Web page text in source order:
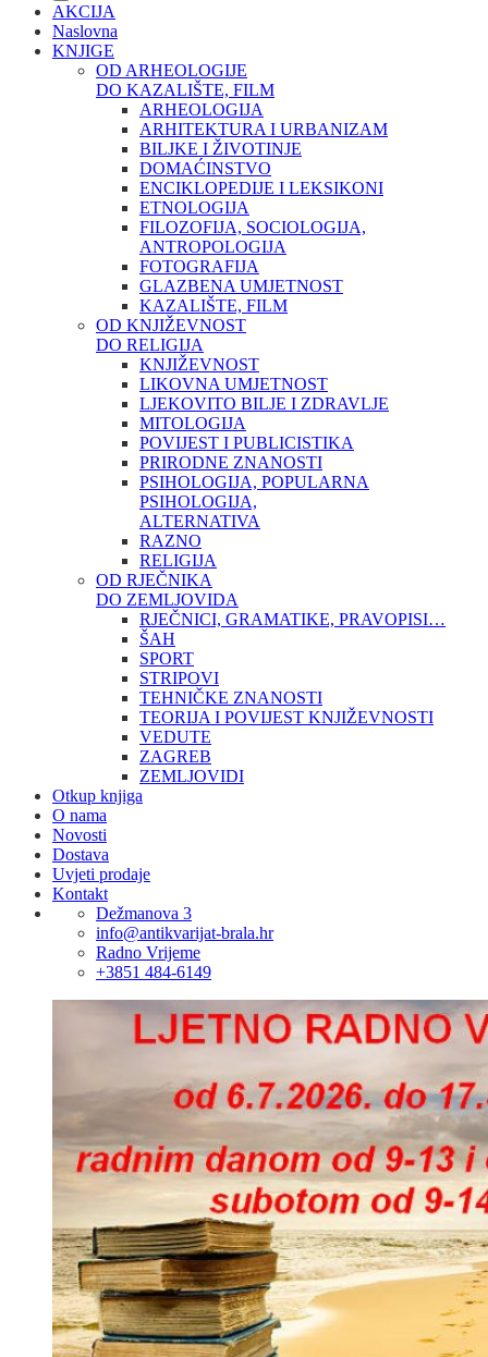
AKCIJA
Naslovna
KNJIGE
OD ARHEOLOGIJE
DO KAZALIŠTE, FILM
ARHEOLOGIJA
ARHITEKTURA I URBANIZAM
BILJKE I ŽIVOTINJE
DOMAĆINSTVO
ENCIKLOPEDIJE I LEKSIKONI
ETNOLOGIJA
FILOZOFIJA, SOCIOLOGIJA,
ANTROPOLOGIJA
FOTOGRAFIJA
GLAZBENA UMJETNOST
KAZALIŠTE, FILM
OD KNJIŽEVNOST
DO RELIGIJA
KNJIŽEVNOST
LIKOVNA UMJETNOST
LJEKOVITO BILJE I ZDRAVLJE
MITOLOGIJA
POVIJEST I PUBLICISTIKA
PRIRODNE ZNANOSTI
PSIHOLOGIJA, POPULARNA
PSIHOLOGIJA,
ALTERNATIVA
RAZNO
RELIGIJA
OD RJEČNIKA
DO ZEMLJOVIDA
RJEČNICI, GRAMATIKE, PRAVOPISI…
ŠAH
SPORT
STRIPOVI
TEHNIČKE ZNANOSTI
TEORIJA I POVIJEST KNJIŽEVNOSTI
VEDUTE
ZAGREB
ZEMLJOVIDI
Otkup knjiga
O nama
Novosti
Dostava
Uvjeti prodaje
Kontakt
Dežmanova 3
info@antikvarijat-brala.hr
Radno Vrijeme
+3851 484-6149